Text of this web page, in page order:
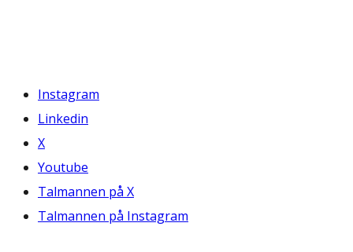
Instagram
Linkedin
X
Youtube
Talmannen på X
Talmannen på Instagram